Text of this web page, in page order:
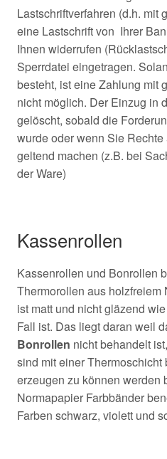
Lastschriftverfahren (d.h. mit
eine Lastschrift von Ihrer
Ihnen widerrufen
Sperrdatei eingetragen.
besteht, ist eine Zahlung mit
nicht möglich. Der Einzug in
gelöscht, sobald die
wurde oder wenn Sie
geltend machen (z.B. bei
der Ware)
Kassenrollen
Kassenrollen und Bonrollen
Thermorollen aus holzfreiem
ist matt und nicht gläzend
Fall ist. Das liegt daran weil
Bonrollen nicht behandelt
sind mit einer
erzeugen zu können werden
Normapapier Farbbänder
Farben schwarz, violett und